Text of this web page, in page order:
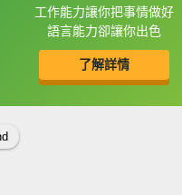
工作能力讓你把事情做好
語言能力卻讓你出色
了解詳情
或點兩下字幕可以直接查
收錄佳句